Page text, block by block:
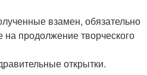
взамен, обязательно
продолжение творческого
открытки.